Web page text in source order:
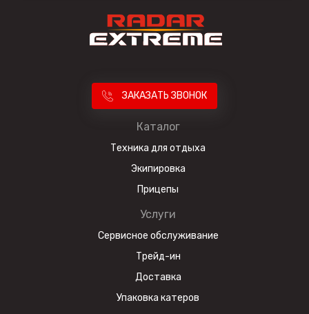
ЗАКАЗАТЬ ЗВОНОК
Каталог
Техника для отдыха
Экипировка
Прицепы
Услуги
Сервисное обслуживание
Трейд-ин
Доставка
Упаковка катеров